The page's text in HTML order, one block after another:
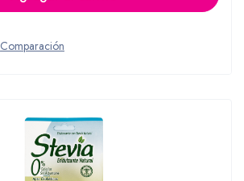
Comparación